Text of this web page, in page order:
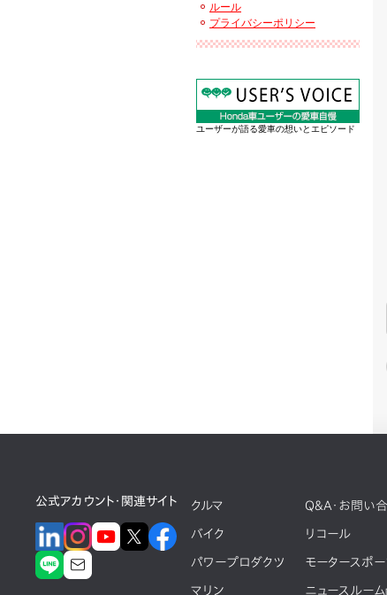
ルール
プライバシーポリシー
ユーザーが語る愛車の想いとエピソード
公式アカウント・関連サイト クルマ
バイク
パワープロダクツ
マリン
Q&A・お問い
リコール
モータースポー
ニュースルーム